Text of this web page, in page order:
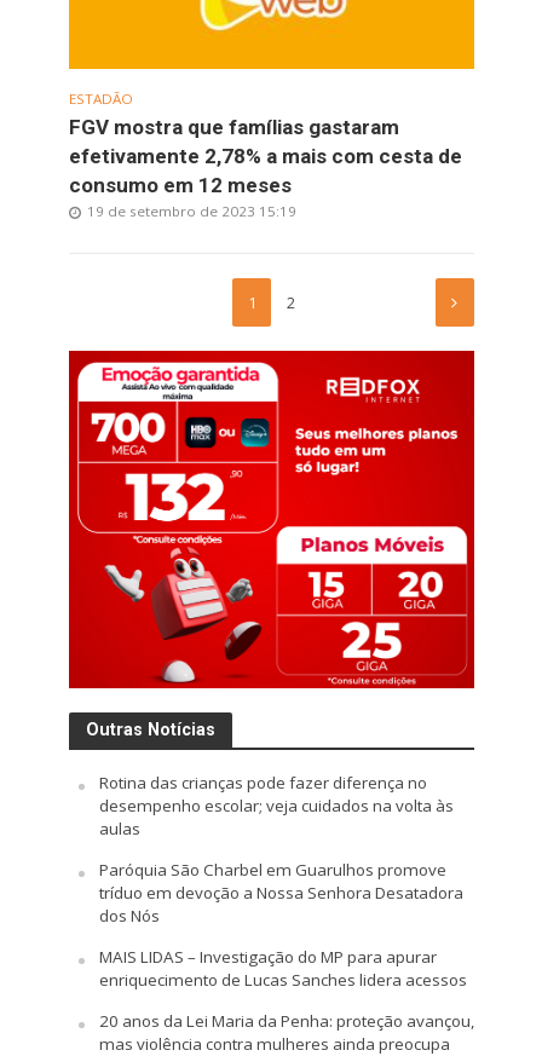
ESTADÃO
FGV mostra que famílias gastaram
efetivamente 2,78% a mais com cesta de
consumo em 12 meses
19 de setembro de 2023 15:19
1 2
Outras Notícias
Rotina das crianças pode fazer diferença no
desempenho escolar; veja cuidados na volta às
aulas
Paróquia São Charbel em Guarulhos promove
tríduo em devoção a Nossa Senhora Desatadora
dos Nós
MAIS LIDAS – Investigação do MP para apurar
enriquecimento de Lucas Sanches lidera acessos
20 anos da Lei Maria da Penha: proteção avançou,
mas violência contra mulheres ainda preocupa